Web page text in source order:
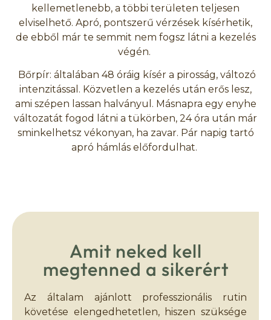
kellemetlenebb, a többi területen teljesen
elviselhető. Apró, pontszerű vérzések kísérhetik,
de ebből már te semmit nem fogsz látni a kezelés
végén.
Bőrpír: általában 48 óráig kísér a pirosság, változó
intenzitással. Közvetlen a kezelés után erős lesz,
ami szépen lassan halványul. Másnapra egy enyhe
változatát fogod látni a tükörben, 24 óra után már
sminkelhetsz vékonyan, ha zavar. Pár napig tartó
apró hámlás előfordulhat.
Amit neked kell
megtenned a sikerért
Az általam ajánlott professzionális rutin
követése elengedhetetlen, hiszen szüksége